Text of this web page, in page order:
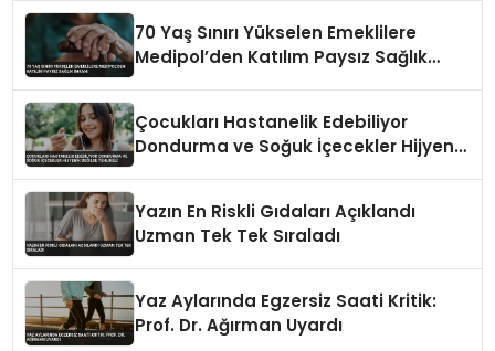
70 Yaş Sınırı Yükselen Emeklilere
Medipol’den Katılım Paysız Sağlık
Çocukları Hastanelik Edebiliyor
Dondurma ve Soğuk İçecekler Hijyenik
Yazın En Riskli Gıdaları Açıklandı
Uzman Tek Tek Sıraladı
Yaz Aylarında Egzersiz Saati Kritik:
Prof. Dr. Ağırman Uyardı